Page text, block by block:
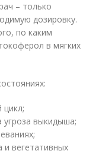
– только
дозировку.
по каким
в мягких
цикл;
угроза выкидыша;
и вегетативных